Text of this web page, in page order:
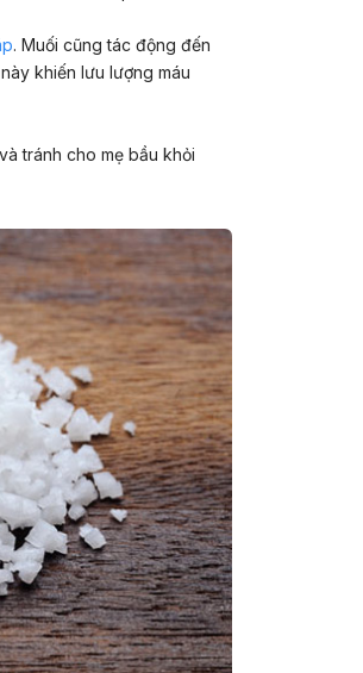
. Muối cũng tác động đến
khiến lưu lượng máu
tránh cho mẹ bầu khỏi